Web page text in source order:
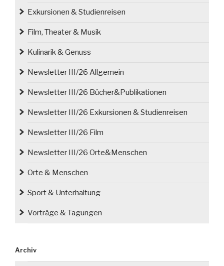
Exkursionen & Studienreisen
Film, Theater & Musik
Kulinarik & Genuss
Newsletter III/26 Allgemein
Newsletter III/26 Bücher&Publikationen
Newsletter III/26 Exkursionen & Studienreisen
Newsletter III/26 Film
Newsletter III/26 Orte&Menschen
Orte & Menschen
Sport & Unterhaltung
Vorträge & Tagungen
Archiv